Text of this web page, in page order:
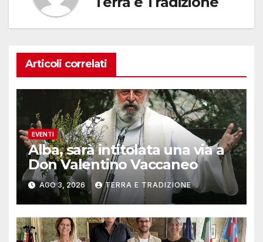
Articoli correlati
EVENTI
Alba, sarà intitolata una via a
Don Valentino Vaccaneo
AGO 3, 2026 TERRA E TRADIZIONE